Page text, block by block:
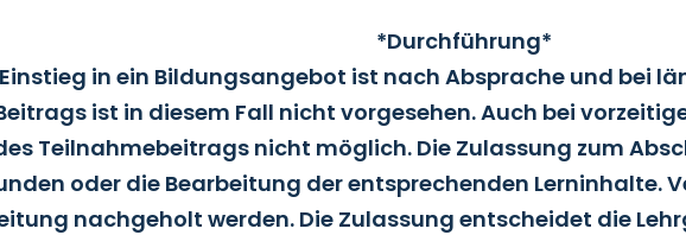
*Durchführung*
in ein Bildungsangebot ist nach Absprache und bei
ist in diesem Fall nicht vorgesehen. Auch bei
Teilnahmebeitrags nicht möglich. Die Zulassung zum
oder die Bearbeitung der entsprechenden Lerninhalte.
nachgeholt werden. Die Zulassung entscheidet die